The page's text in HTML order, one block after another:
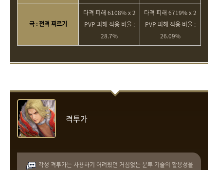
극 : 전격 찌르기
타격 피해 6108% x 2
PVP 피해 적용 비율 :
28.7%
타격 피해 6719% x 2
PVP 피해 적용 비율 :
26.09%
격투가
각성 격투가는 사용하기 어려웠던 거침없는 분투 기술의 활용성을